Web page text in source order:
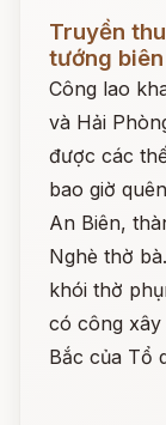
Đọc ngay
Truyền
tướng
Công lao
và Hải
được các
bao giờ
An Biên,
Nghè thờ
khói thờ
có công
Bắc của Tổ